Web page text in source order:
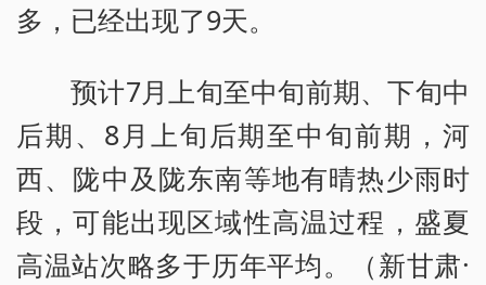
多，已经出现了9天。
预计7月上旬至中旬前期、下旬中
后期、8月上旬后期至中旬前期，河
西、陇中及陇东南等地有晴热少雨时
段，可能出现区域性高温过程，盛夏
高温站次略多于历年平均。（新甘肃·